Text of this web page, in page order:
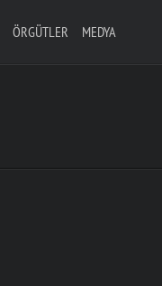
ÖRGÜTLER MEDYA